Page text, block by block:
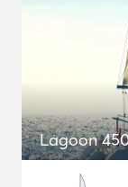
Lagoon